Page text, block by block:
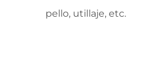
pello, utillaje, etc.